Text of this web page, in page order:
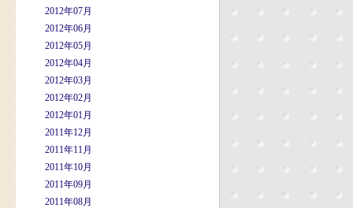
2012年07月
2012年06月
2012年05月
2012年04月
2012年03月
2012年02月
2012年01月
2011年12月
2011年11月
2011年10月
2011年09月
2011年08月